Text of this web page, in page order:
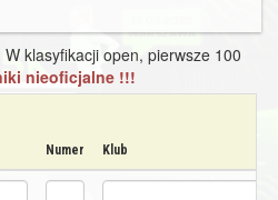
W klasyfikacji open, pierwsze 100
nieoficjalne !!!
Numer Klub